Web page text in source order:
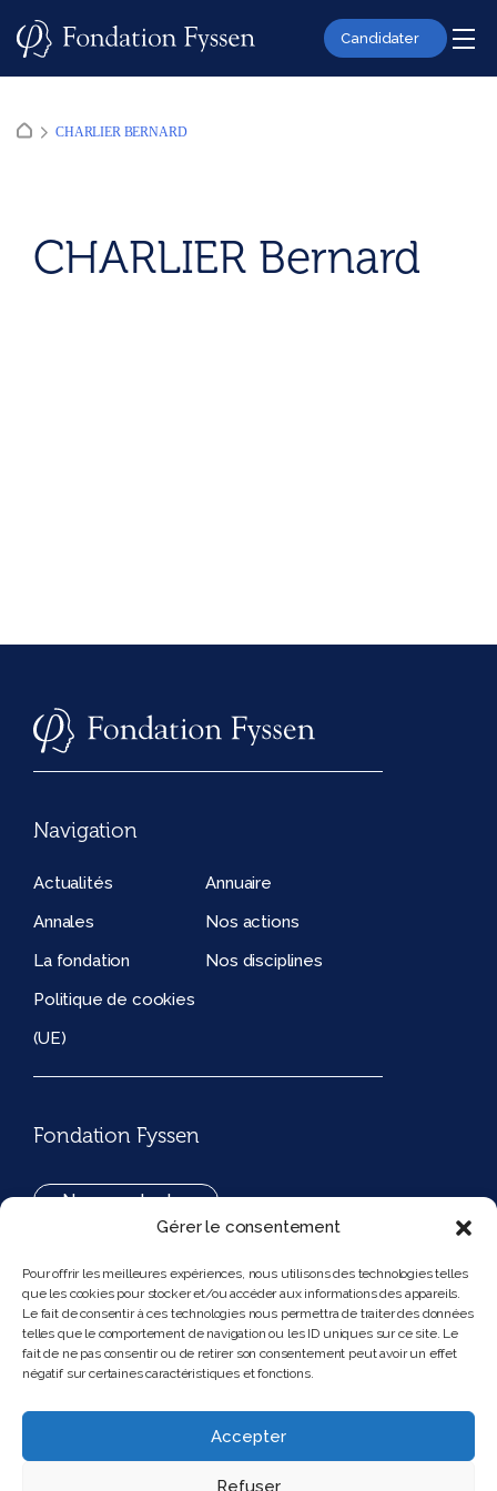
Gérer le consentement
Pour offrir les meilleures expériences, nous utilisons des technologies telles
que les cookies pour stocker et/ou accéder aux informations des appareils.
Le fait de consentir à ces technologies nous permettra de traiter des données
telles que le comportement de navigation ou les ID uniques sur ce site. Le
fait de ne pas consentir ou de retirer son consentement peut avoir un effet
négatif sur certaines caractéristiques et fonctions.
Accepter
Refuser
Candidater
CHARLIER BERNARD
CHARLIER Bernard
Navigation
Actualités
Annuaire
Annales
Nos actions
La fondation
Nos disciplines
Politique de cookies
(UE)
Fondation Fyssen
Nous contacter
194, rue de Rivoli 75001 Paris France
Nous suivre